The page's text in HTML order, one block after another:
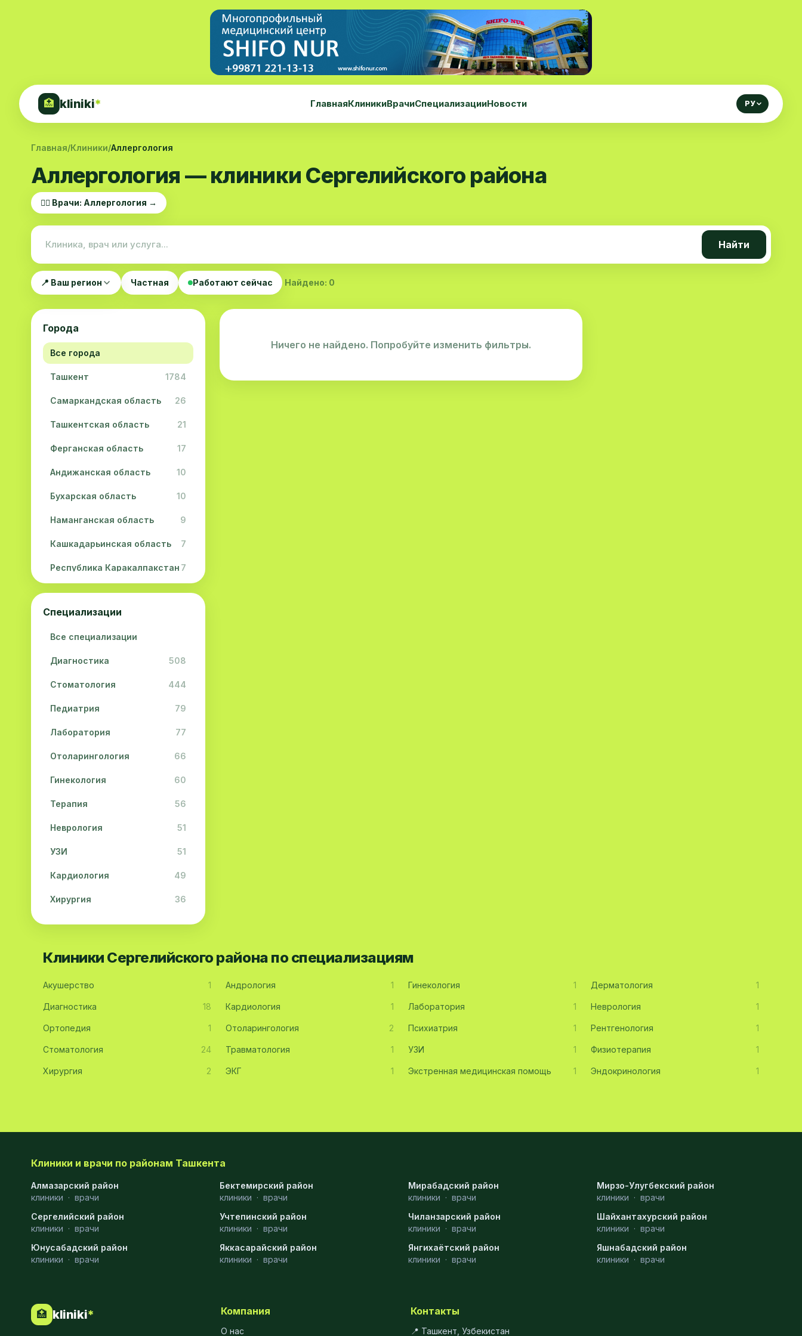
🏥 kliniki* ГлавнаяКлиникиВрачиСпециализацииНовости РУ
Главная/Клиники/Аллергология
Аллергология — клиники Сергелийского района
👨‍⚕️ Врачи: Аллергология →
Найти
📍 Ваш регион Частная Работают сейчас Найдено: 0
Города
Все города
Ташкент 1784
Самаркандская область 26
Ташкентская область 21
Ферганская область 17
Андижанская область 10
Бухарская область 10
Наманганская область 9
Кашкадарьинская область 7
Республика Каракалпакстан 7
Навоийская область 5
Джизакская область
Сурхандарьинская область
Сырдарьинская область 2
Хорезмская область 2
Специализации
Все специализации
Диагностика 508
Стоматология 444
Педиатрия 79
Лаборатория 77
Отоларингология 66
Гинекология 60
Терапия 56
Неврология 51
УЗИ 51
Кардиология 49
Хирургия 36
Физиотерапия 31
Массаж 18
Репродуктология
Гастроэнтерология
Андрология
Аллергология
Ничего не найдено. Попробуйте изменить фильтры.
Клиники Сергелийского района по специализациям
Акушерство 1 Андрология 1 Гинекология 1 Дерматология 1
Диагностика 18 Кардиология 1 Лаборатория 1 Неврология 1
Ортопедия 1 Отоларингология 2 Психиатрия 1 Рентгенология 1
Стоматология 24 Травматология 1 УЗИ 1 Физиотерапия 1
Хирургия 2 ЭКГ 1 Экстренная медицинская помощь 1 Эндокринология 1
Клиники и врачи по районам Ташкента
Алмазарский район
клиники · врачи
Бектемирский район
клиники · врачи
Мирабадский район
клиники · врачи
Мирзо-Улугбекский район
клиники · врачи
Сергелийский район
клиники · врачи
Учтепинский район
клиники · врачи
Чиланзарский район
клиники · врачи
Шайхантахурский район
клиники · врачи
Юнусабадский район
клиники · врачи
Яккасарайский район
клиники · врачи
Янгихаётский район
клиники · врачи
Яшнабадский район
клиники · врачи
🏥 kliniki* Компания
О нас
Контакты
📍 Ташкент, Узбекистан